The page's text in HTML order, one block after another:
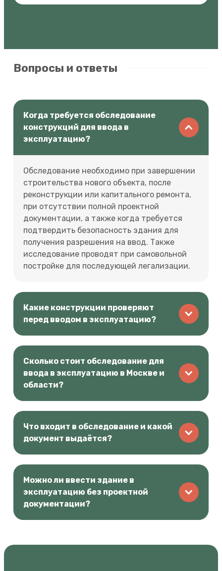
Вопросы и ответы
Когда требуется обследование
конструкций для ввода в
эксплуатацию?
Обследование необходимо при завершении
строительства нового объекта, после
реконструкции или капитального ремонта,
при отсутствии полной проектной
документации, а также когда требуется
подтвердить безопасность здания для
получения разрешения на ввод. Также
исследование проводят при самовольной
постройке для последующей легализации.
Какие конструкции проверяют
перед вводом в эксплуатацию?
Сколько стоит обследование для
ввода в эксплуатацию в Москве и
области?
Что входит в обследование и какой
документ выдаётся?
Можно ли ввести здание в
эксплуатацию без проектной
документации?